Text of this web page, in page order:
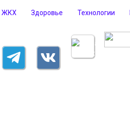
ЖКХ Здоровье Технологии